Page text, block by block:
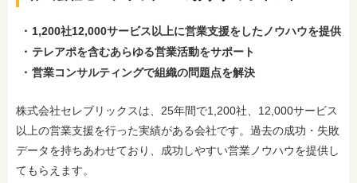
1,200社12,000サービス以上に営業支援をしたノウハウを提供
テレアポを含むあらゆる営業活動をサポート
営業コンサルティングで組織の問題点を解決
株式会社セレブリックスは、25年間で1,200社、12,000サービス
以上の営業支援を行った実績がある会社です。過去の成功・失敗
データを持ちあわせており、成功しやすい営業ノウハウを提供し
てもらえます。